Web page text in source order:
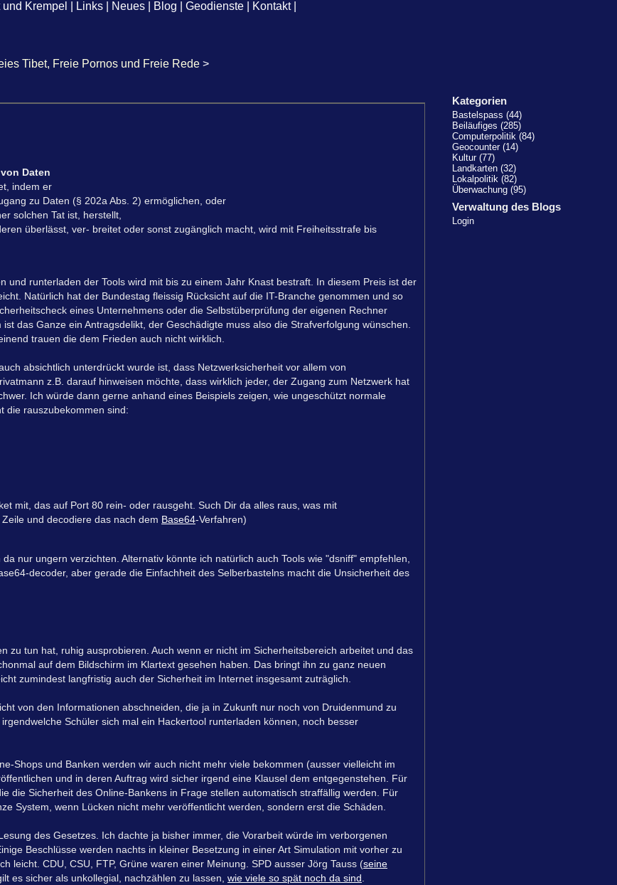
und Krempel Links Neues Blog Geodienste Kontakt|
Tibet, Freie Pornos und Freie Rede >
Daten
indem er
zu Daten (§ 202a Abs. 2) ermöglichen, oder
solchen Tat ist, herstellt,
überlässt, ver- breitet oder sonst zugänglich macht, wird mit Freiheitsstrafe bis
und runterladen der Tools wird mit bis zu einem Jahr Knast bestraft. In diesem Preis ist der
Natürlich hat der Bundestag fleissig Rücksicht auf die IT-Branche genommen und so
eines Unternehmens oder die Selbstüberprüfung der eigenen Rechner
das Ganze ein Antragsdelikt, der Geschädigte muss also die Strafverfolgung wünschen.
trauen die dem Frieden auch nicht wirklich.
absichtlich unterdrückt wurde ist, dass Netzwerksicherheit vor allem von
z.B. darauf hinweisen möchte, dass wirklich jeder, der Zugang zum Netzwerk hat
Ich würde dann gerne anhand eines Beispiels zeigen, wie ungeschützt normale
die rauszubekommen sind:
mit, das auf Port 80 rein- oder rausgeht. Such Dir da alles raus, was mit
und decodiere das nach dem Base64-Verfahren)
nur ungern verzichten. Alternativ könnte ich natürlich auch Tools wie "dsniff" empfehlen,
decoder, aber gerade die Einfachheit des Selberbastelns macht die Unsicherheit des
zu tun hat, ruhig ausprobieren. Auch wenn er nicht im Sicherheitsbereich arbeitet und das
auf dem Bildschirm im Klartext gesehen haben. Das bringt ihn zu ganz neuen
zumindest langfristig auch der Sicherheit im Internet insgesamt zuträglich.
von den Informationen abschneiden, die ja in Zukunft nur noch von Druidenmund zu
Schüler sich mal ein Hackertool runterladen können, noch besser
Shops und Banken werden wir auch nicht mehr viele bekommen (ausser vielleicht im
und in deren Auftrag wird sicher irgend eine Klausel dem entgegenstehen. Für
die Sicherheit des Online-Bankens in Frage stellen automatisch straffällig werden. Für
System, wenn Lücken nicht mehr veröffentlicht werden, sondern erst die Schäden.
des Gesetzes. Ich dachte ja bisher immer, die Vorarbeit würde im verborgenen
Beschlüsse werden nachts in kleiner Besetzung in einer Art Simulation mit vorher zu
leicht. CDU, CSU, FTP, Grüne waren einer Meinung. SPD ausser Jörg Tauss (seine
es sicher als unkollegial, nachzählen zu lassen, wie viele so spät noch da sind
Kategorien
Bastelspass (44)
Beiläufiges (285)
Computerpolitik (84)
Geocounter (14)
Kultur (77)
Landkarten (32)
Lokalpolitik (82)
Überwachung (95)
Verwaltung des Blogs
Login